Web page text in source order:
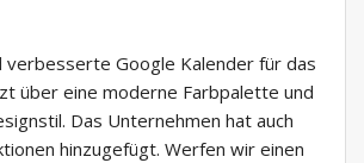
verbesserte Google Kalender für das
über eine moderne Farbpalette und
Das Unternehmen hat auch
hinzugefügt. Werfen wir einen